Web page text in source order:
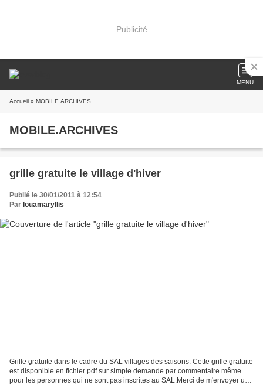
Publicité
MENU
Accueil » MOBILE.ARCHIVES
MOBILE.ARCHIVES
grille gratuite le village d'hiver
Publié le 30/01/2011 à 12:54
Par louamaryllis
Grille gratuite dans le cadre du SAL villages des saisons. Cette grille gratuite
est disponible en fichier pdf sur simple demande par commentaire même
pour les personnes qui ne sont pas inscrites au SAL.Merci de m'envoyer une